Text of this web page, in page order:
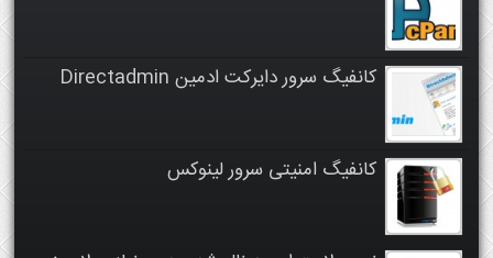
کانفیگ سرور دایرکت ادمین Directadmin
کانفیگ امنیتی سرور لینوکس